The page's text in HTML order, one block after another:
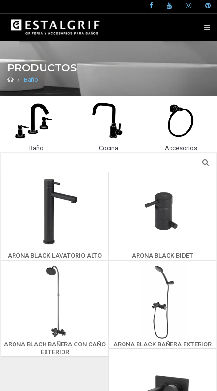
PRODUCTOS
Baño
Baño Cocina Accesorios
ARONA BLACK LAVATORIO ALTO ARONA BLACK BIDET
ARONA BLACK BAÑERA CON CAÑO
EXTERIOR
ARONA BLACK BAÑERA EXTERIOR